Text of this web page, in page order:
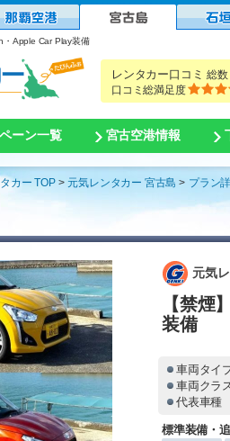
・Apple Car Play装備
レンタカー口コミ 総数
口コミ総満足度
ーン一覧 宮古空港情報
カー TOP 元気レンタカー 宮古島 プラン
元気
【禁煙
装備
車両タイ
車両クラ
代表車種
標準装備・